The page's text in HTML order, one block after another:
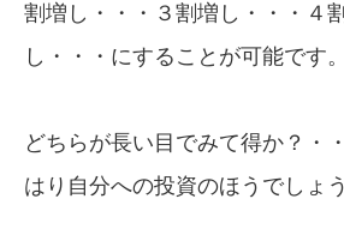
割増し・・・３割増し・・・４
し・・・にすることが可能です。
どちらが長い目でみて得か？・
はり自分への投資のほうでしょう